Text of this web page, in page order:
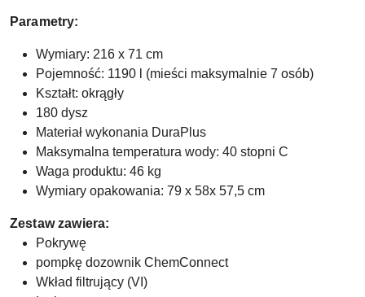
Parametry:
Wymiary: 216 x 71 cm
Pojemność: 1190 l (mieści maksymalnie 7 osób)
Kształt: okrągły
180 dysz
Materiał wykonania DuraPlus
Maksymalna temperatura wody: 40 stopni C
Waga produktu: 46 kg
Wymiary opakowania: 79 x 58x 57,5 cm
Zestaw zawiera:
Pokrywę
pompkę dozownik ChemConnect
Wkład filtrujący (VI)